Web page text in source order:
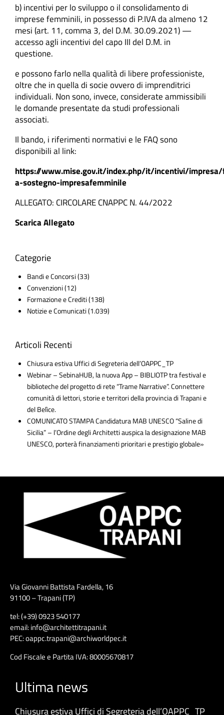
b) incentivi per lo sviluppo o il consolidamento di
imprese femminili, in possesso di P.IVA da almeno 12
mesi (art. 11, comma 3, del D.M. 30.09.2021) —
accesso agli incentivi del capo III del D.M. in
questione.
e possono farlo nella qualità di libere professioniste,
oltre che in quella di socie ovvero di imprenditrici
individuali. Non sono, invece, considerate ammissibili
le domande presentate da studi professionali
associati.
Il bando, i riferimenti normativi e le FAQ sono
disponibili al link:
https://www.mise.gov.it/index.php/it/incentivi/
a-sostegno-impresafemminile
ALLEGATO: CIRCOLARE CNAPPC N. 44/2022
Scarica Allegato
Categorie
Bandi e Concorsi(33)
Convenzioni(12)
Formazione e Crediti(138)
Notizie e Comunicati(1.039)
Articoli Recenti
Chiusura estiva Uffici di Segreteria dell’OAPPC_TP
Webinar – SebinaHUB, la nuova App – BIBLIOTP tra festival e
biblioteche del progetto di rete “Trame Narrative”. Connettere
comunità di lettori, storie e territori della provincia di Trapani e
del Belìce.
COMUNICATO STAMPA Candidatura MAB UNESCO “Saline di
Sicilia” – l’Ordine degli Architetti auspica la designazione MAB
UNESCO, porterà finanziamenti prioritari e prestigio globale»
Via Giovanni Battista Fardella, 16
91100 – Trapani (TP)
tel: (+39) 0923 540177
email: info@architettitrapani.it
PEC: oappc.trapani@archiworldpec.it
Cod Fiscale e Partita IVA: 80005670817
Ultima news
Chiusura estiva Uffici di Segreteria dell’OAPPC_TP